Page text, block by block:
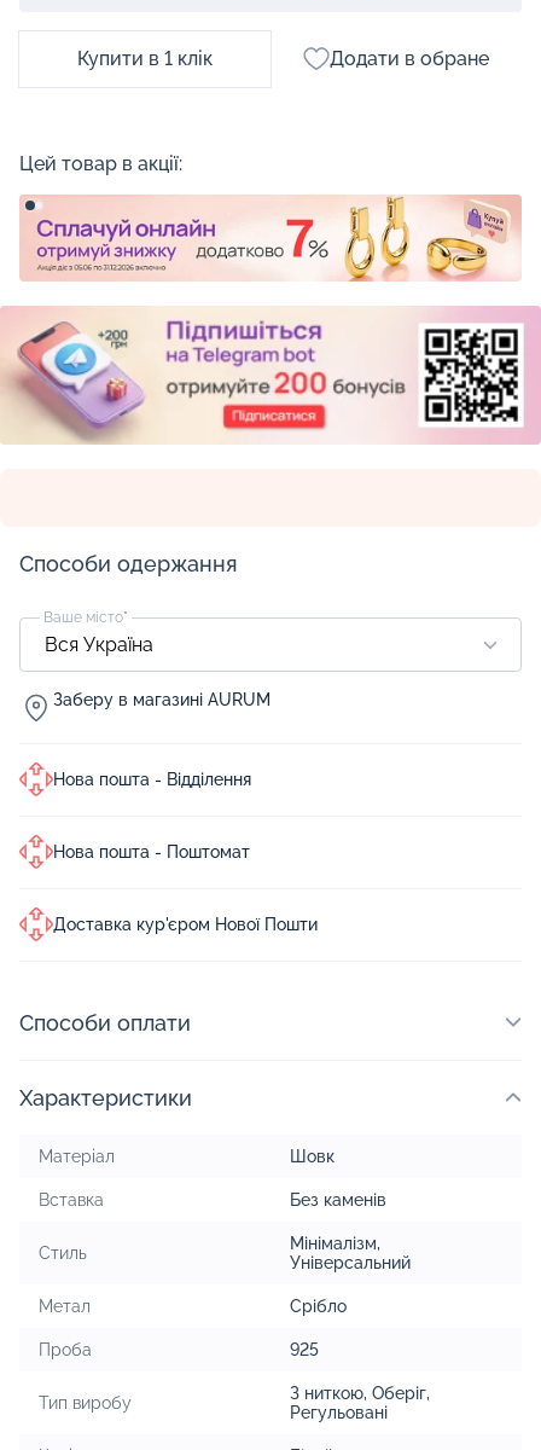
Купити в 1 клік Додати в обране
Цей товар в акції:
Способи одержання
Ваше місто*
Заберу в магазині AURUM
Нова пошта - Відділення
Нова пошта - Поштомат
Доставка кур'єром Нової Пошти
Способи оплати
Характеристики
Матеріал Шовк
Вставка Без каменів
Стиль Мінімалізм,
Універсальний
Метал Срібло
Проба 925
Тип виробу З ниткою, Оберіг,
Регульовані